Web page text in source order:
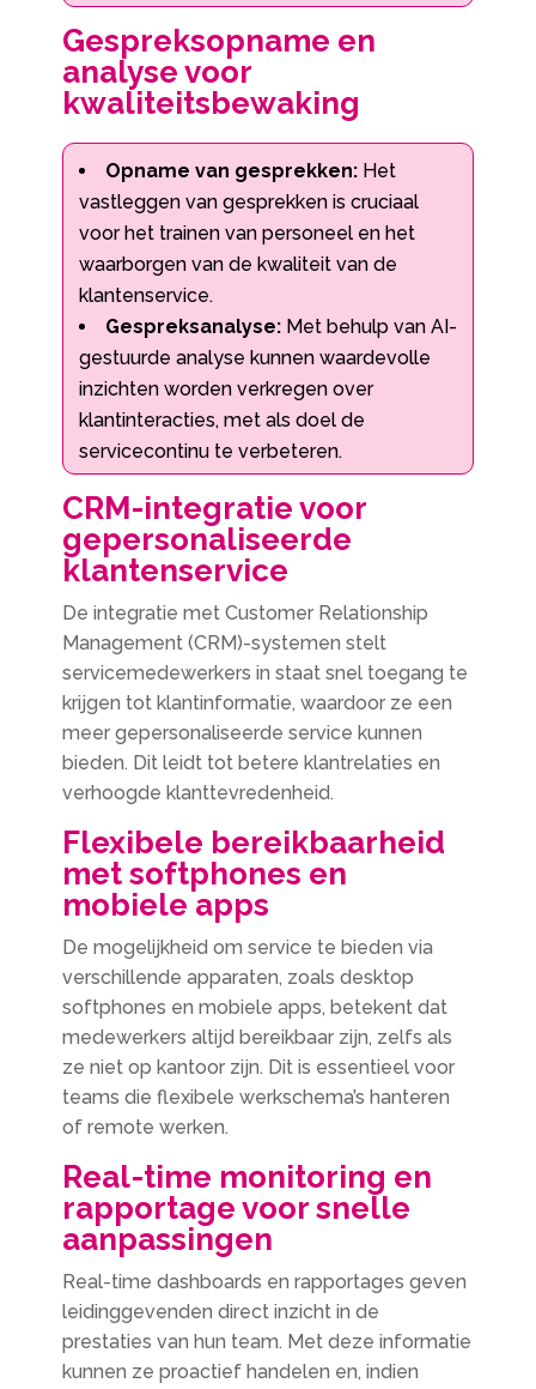
Gespreksopname en
analyse voor
kwaliteitsbewaking
Opname van gesprekken: Het
vastleggen van gesprekken is cruciaal
voor het trainen van personeel en het
waarborgen van de kwaliteit van de
klantenservice.
Gespreksanalyse: Met behulp van AI-
gestuurde analyse kunnen waardevolle
inzichten worden verkregen over
klantinteracties, met als doel de
servicecontinu te verbeteren.
CRM-integratie voor
gepersonaliseerde
klantenservice
De integratie met Customer Relationship
Management (CRM)-systemen stelt
servicemedewerkers in staat snel toegang te
krijgen tot klantinformatie, waardoor ze een
meer gepersonaliseerde service kunnen
bieden. Dit leidt tot betere klantrelaties en
verhoogde klanttevredenheid.
Flexibele bereikbaarheid
met softphones en
mobiele apps
De mogelijkheid om service te bieden via
verschillende apparaten, zoals desktop
softphones en mobiele apps, betekent dat
medewerkers altijd bereikbaar zijn, zelfs als
ze niet op kantoor zijn. Dit is essentieel voor
teams die flexibele werkschema’s hanteren
of remote werken.
Real-time monitoring en
rapportage voor snelle
aanpassingen
Real-time dashboards en rapportages geven
leidinggevenden direct inzicht in de
prestaties van hun team. Met deze informatie
kunnen ze proactief handelen en, indien